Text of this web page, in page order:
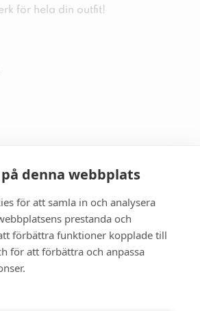
denna webbplats
för att samla in och analysera
prestanda och
förbättra funktioner kopplade till
för att förbättra och anpassa
för hela din outfit!
medier